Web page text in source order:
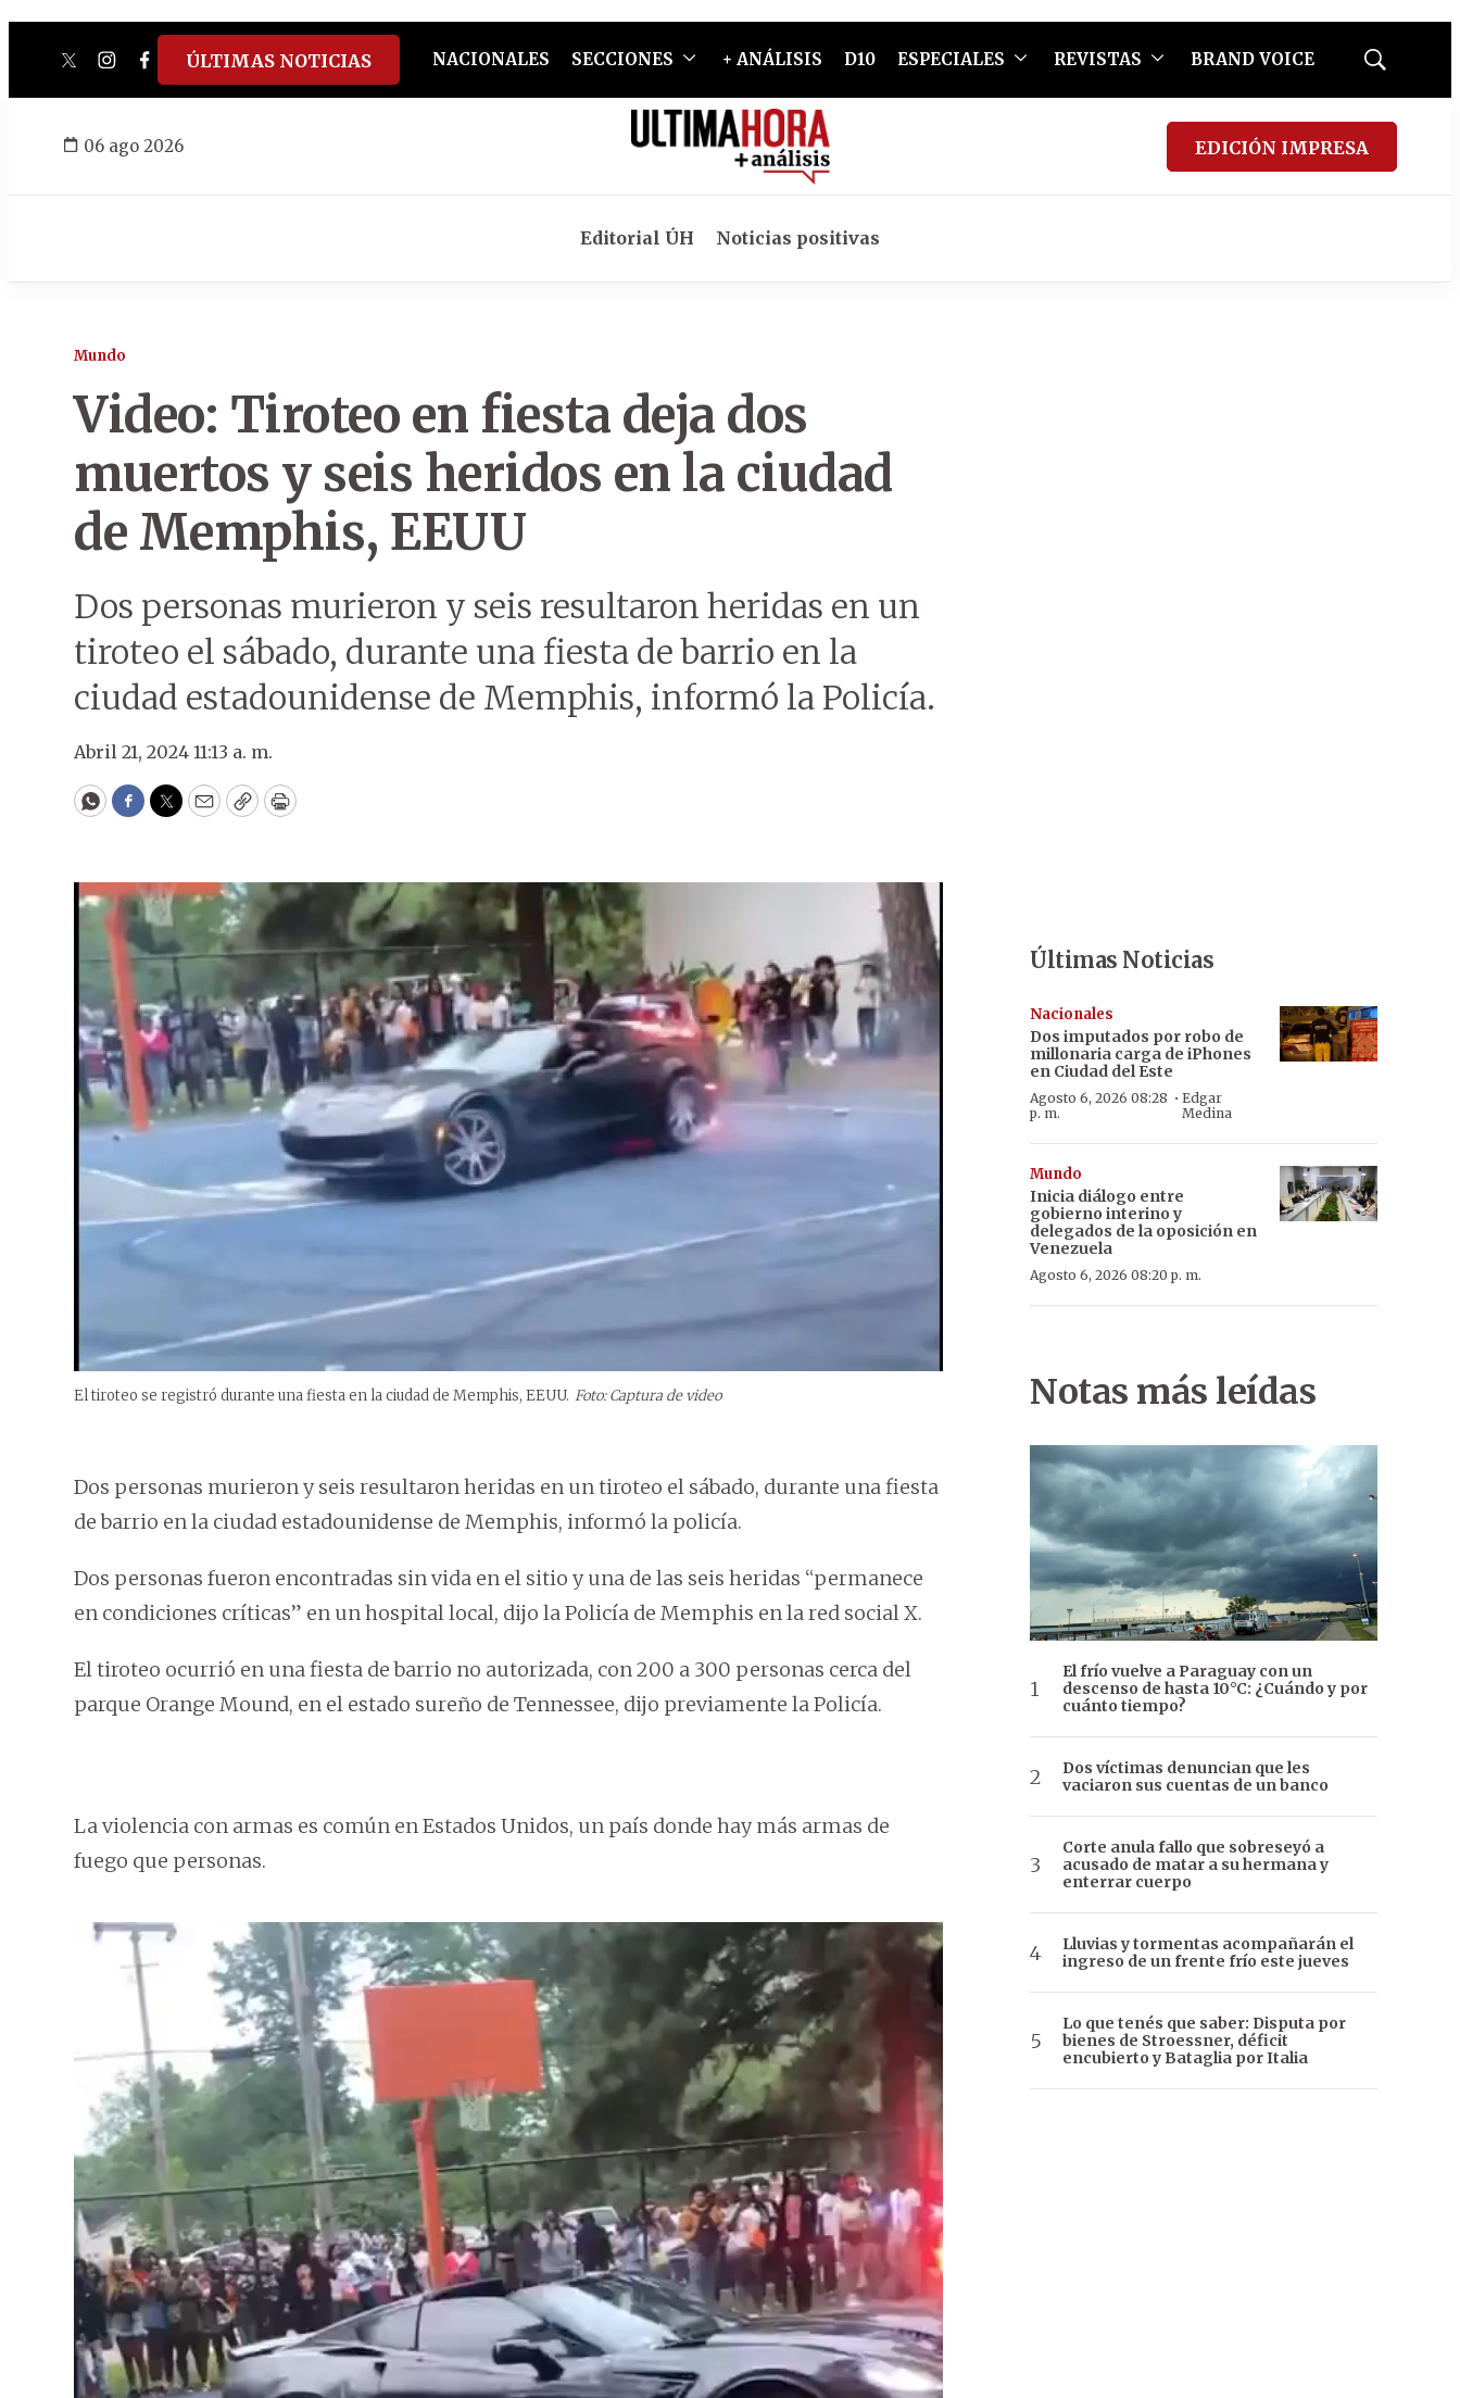
twitterinstagram
facebook
tiktokyoutube
spotify
ÚLTIMAS NOTICIAS NACIONALES SECCIONES + ANÁLISIS D10 ESPECIALES REVISTAS BRAND VOICE
Mostrar
06 ago 2026 EDICIÓN IMPRESA
Editorial ÚH Noticias positivas
Mundo
Video: Tiroteo en fiesta deja dos
muertos y seis heridos en la ciudad
de Memphis, EEUU
Dos personas murieron y seis resultaron heridas en un
tiroteo el sábado, durante una fiesta de barrio en la
ciudad estadounidense de Memphis, informó la Policía.
Abril 21, 2024 11:13 a. m.
WhatsApp
Facebook
Twitter
EmailCopyPrint
El tiroteo se registró durante una fiesta en la ciudad de Memphis, EEUU. Foto: Captura de video
Dos personas murieron y seis resultaron heridas en un tiroteo el sábado, durante una fiesta
de barrio en la ciudad estadounidense de Memphis, informó la policía.
Dos personas fueron encontradas sin vida en el sitio y una de las seis heridas “permanece
en condiciones críticas” en un hospital local, dijo la Policía de Memphis en la red social X.
El tiroteo ocurrió en una fiesta de barrio no autorizada, con 200 a 300 personas cerca del
parque Orange Mound, en el estado sureño de Tennessee, dijo previamente la Policía.
La violencia con armas es común en Estados Unidos, un país donde hay más armas de
fuego que personas.
Últimas Noticias
Nacionales
Dos imputados por robo de
millonaria carga de iPhones
en Ciudad del Este
Agosto 6, 2026 08:28
p. m.
· Edgar
Medina
Mundo
Inicia diálogo entre
gobierno interino y
delegados de la oposición en
Venezuela
Agosto 6, 2026 08:20 p. m.
Notas más leídas
El frío vuelve a Paraguay con un
descenso de hasta 10°C: ¿Cuándo y por
cuánto tiempo?
Dos víctimas denuncian que les
vaciaron sus cuentas de un banco
Corte anula fallo que sobreseyó a
acusado de matar a su hermana y
enterrar cuerpo
Lluvias y tormentas acompañarán el
ingreso de un frente frío este jueves
Lo que tenés que saber: Disputa por
bienes de Stroessner, déficit
encubierto y Bataglia por Italia